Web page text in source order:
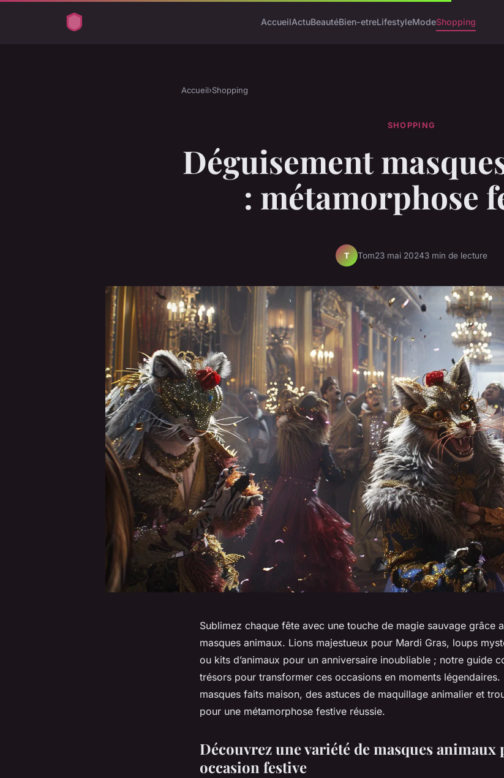
AccueilActuBeautéBien-etreLifestyleModeShopping
Accueil›Shopping
SHOPPING
Déguisement
: métamorphose
T Tom23 mai 20243 min de lecture
Sublimez chaque fête avec une touche de magie sauvage grâce
masques animaux. Lions majestueux pour Mardi Gras, loups
ou kits d’animaux pour un anniversaire inoubliable ; notre guide
trésors pour transformer ces occasions en moments
masques faits maison, des astuces de maquillage animalier et
pour une métamorphose festive réussie.
Découvrez une variété de masques animaux
occasion festive